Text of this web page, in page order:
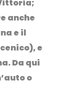
anche
e il
e
Da qui
o